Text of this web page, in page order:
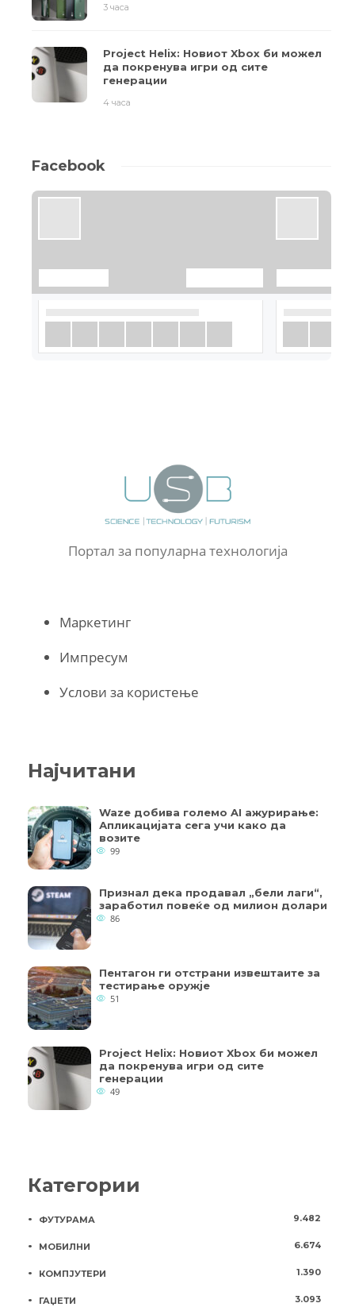
3 часа
Project Helix: Новиот Xbox би можел
да покренува игри од сите
генерации
4 часа
Facebook
Портал за популарна технологија
Маркетинг
Импресум
Услови за користење
Најчитани
Waze добива големо AI ажурирање:
Апликацијата сега учи како да
возите
99
Признал дека продавал „бели лаги“,
заработил повеќе од милион долари
86
Пентагон ги отстрани извештаите за
тестирање оружје
51
Project Helix: Новиот Xbox би можел
да покренува игри од сите
генерации
49
Категории
ФУТУРАМА 9.482
МОБИЛНИ 6.674
КОМПЈУТЕРИ 1.390
ГАЏЕТИ 3.093